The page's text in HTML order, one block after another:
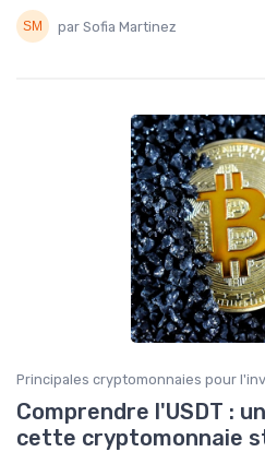
par Sofia Martinez
Principales cryptomonnaies pour
Comprendre l'USDT :
cette cryptomonnaie